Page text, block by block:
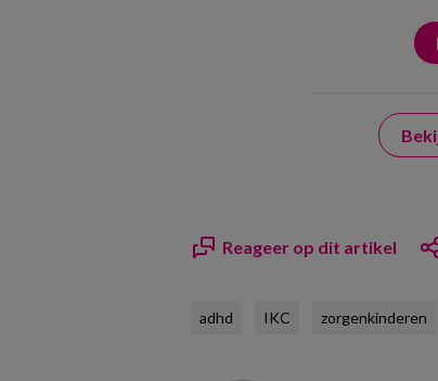
Reageer op dit artikel
adhd IKC zorgenkinderen